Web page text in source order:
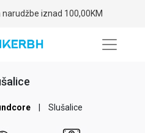
iznad 100,00KM
Slušalice